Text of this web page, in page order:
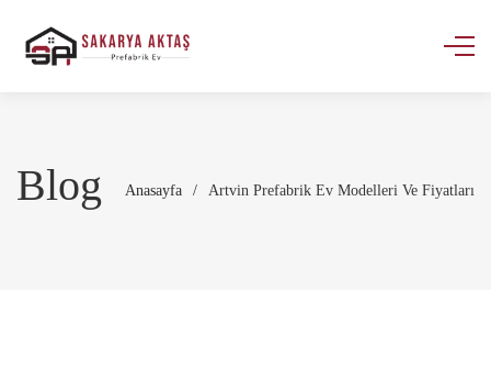
Blog Anasayfa / Artvin Prefabrik Ev Modelleri Ve Fiyatları